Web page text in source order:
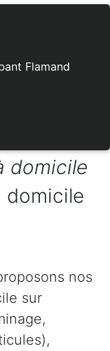
Flamand
domicile
domicile
nos
sur